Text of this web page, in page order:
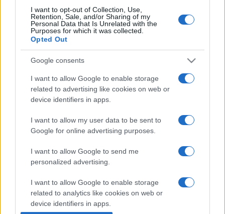
I want to opt-out of Collection, Use,
Retention, Sale, and/or Sharing of my
Personal Data that Is Unrelated with the
Purposes for which it was collected.
Opted Out
Google consents
I want to allow Google to enable storage
related to advertising like cookies on web or
device identifiers in apps.
I want to allow my user data to be sent to
Google for online advertising purposes.
I want to allow Google to send me
personalized advertising.
I want to allow Google to enable storage
related to analytics like cookies on web or
device identifiers in apps.
Az alkotásokat Halmy György filmrendező elnökletével
értékeli a szakmai zsűri. Ő már évek óta műhelymunka
keretében dolgozik a filmezés iránt érdeklődő sérültekkel
és segítőikkel. Ennek nyomán körvonalazódik az az
eszköztár, amely segíti előhívni és kifejezésre juttatni az
értelmi sérültek gondolatait - mondta el Fábián Gábor, a
zsirai filmszemle kezdeményezője.
Az évek során a fogyatékkal élő emberek körében egyre
népszerűbbnek örvend a mozgóképes kifejezési forma,
amelynek segítségével változatos formában fejezhetik ki
önálló gondolataikat a világról és önmagukról.